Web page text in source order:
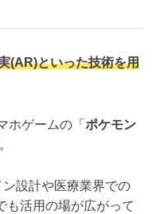
(AR)といった技術を用
ホゲームの「 ポケモン
設計や医療業界での
も活用の場が広がって